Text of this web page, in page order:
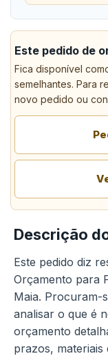
Este pedido de
Fica disponível
semelhantes. Para
novo pedido ou
Descrição
Este pedido diz
Orçamento para
Maia. Procuram-
analisar o que é
orçamento
prazos, materiais